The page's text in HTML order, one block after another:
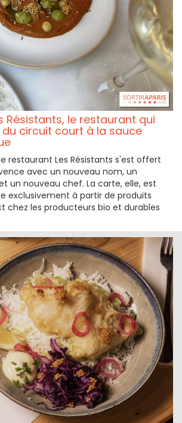
Résistants, le restaurant qui
circuit court à la sauce
restaurant Les Résistants s'est offert
avec un nouveau nom, un
un nouveau chef. La carte, elle, est
exclusivement à partir de produits
chez les producteurs bio et durables